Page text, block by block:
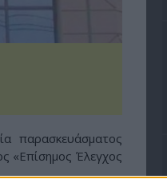
παρασκευάσματος
«Επίσημος Έλεγχος